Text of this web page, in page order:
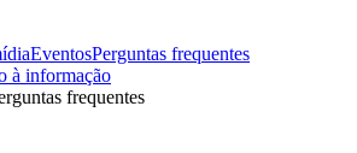
EventosPerguntas frequentes
à informação
frequentes